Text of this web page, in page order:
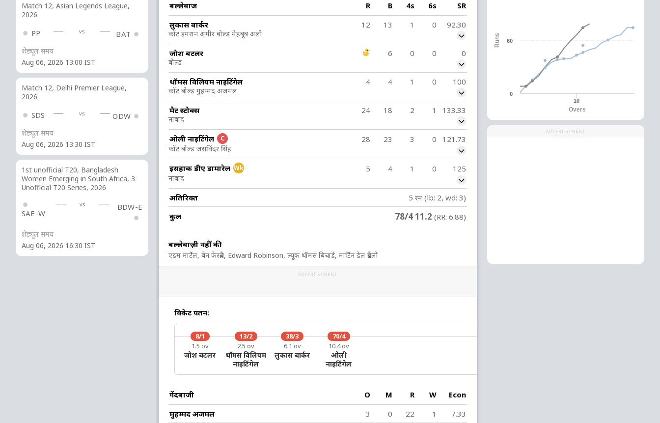
Match 12, Asian Legends League,
2026
PP vs BAT
शेड्यूल समय
Aug 06, 2026 13:00 IST
Match 12, Delhi Premier League,
2026
SDS vs ODW
शेड्यूल समय
Aug 06, 2026 13:30 IST
1st unofficial T20, Bangladesh
Women Emerging in South Africa, 3
Unofficial T20 Series, 2026
SAE-W
vs BDW-E
शेड्यूल समय
Aug 06, 2026 16:30 IST
R B 4s 6s
1
3 0 33.33
0
6 19 0
2 3 0 0
17 23 1 0 73.91
बल्लेबाज R B 4s 6s
SR
लुकास बार्कर
12 13 1 0 92.30
कॉट इमरान अमीर बोल्ड मेहबूब अली
जोश बटलर 6 0 0 0
बोल्ड
थॉमस विलियम नाइटिंगेल 4 4 1 0 100
कॉट बोल्ड मुहम्मद अजमल
मैट स्टोक्स 24 18 2 1 133.33
नाबाद
ओली नाइटिंगेल C 28 23 3 0 121.73
कॉट बोल्ड जसविंदर सिंह
इसहाक डीए डामारेल Wk 5 4 1 0 125
नाबाद
अतिरिक्त
5 रन (lb: 2, wd: 3)
कुल
78/4 11.2 (RR: 6.88)
बल्लेबाज़ी नहीं की
एडम मार्टेल, बेन फेरब्रैच, Edward Robinson, ल्यूक थॉमस बिचार्ड, मार्टिन डेल ब्रैडली
ADVERTISEMENT
विकेट पतन:
8/1
1.5 ov
जोश बटलर
13/2
2.5 ov
थॉमस विलियम
नाइटिंगेल
38/3
6.1 ov
लुकास बार्कर
70/4
10.4 ov
ओली
नाइटिंगेल
गेंदबाजी O M R W
Econ
मुहम्मद अजमल
3 0 22 1
7.33
Overs
Runs
10
0
60
ADVERTISEMENT